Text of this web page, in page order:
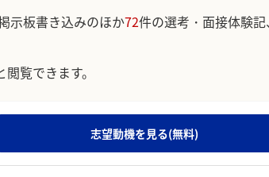
示板書き込みのほか72件の選考・面接体験記、
閲覧できます。
志望動機を見る(無料)